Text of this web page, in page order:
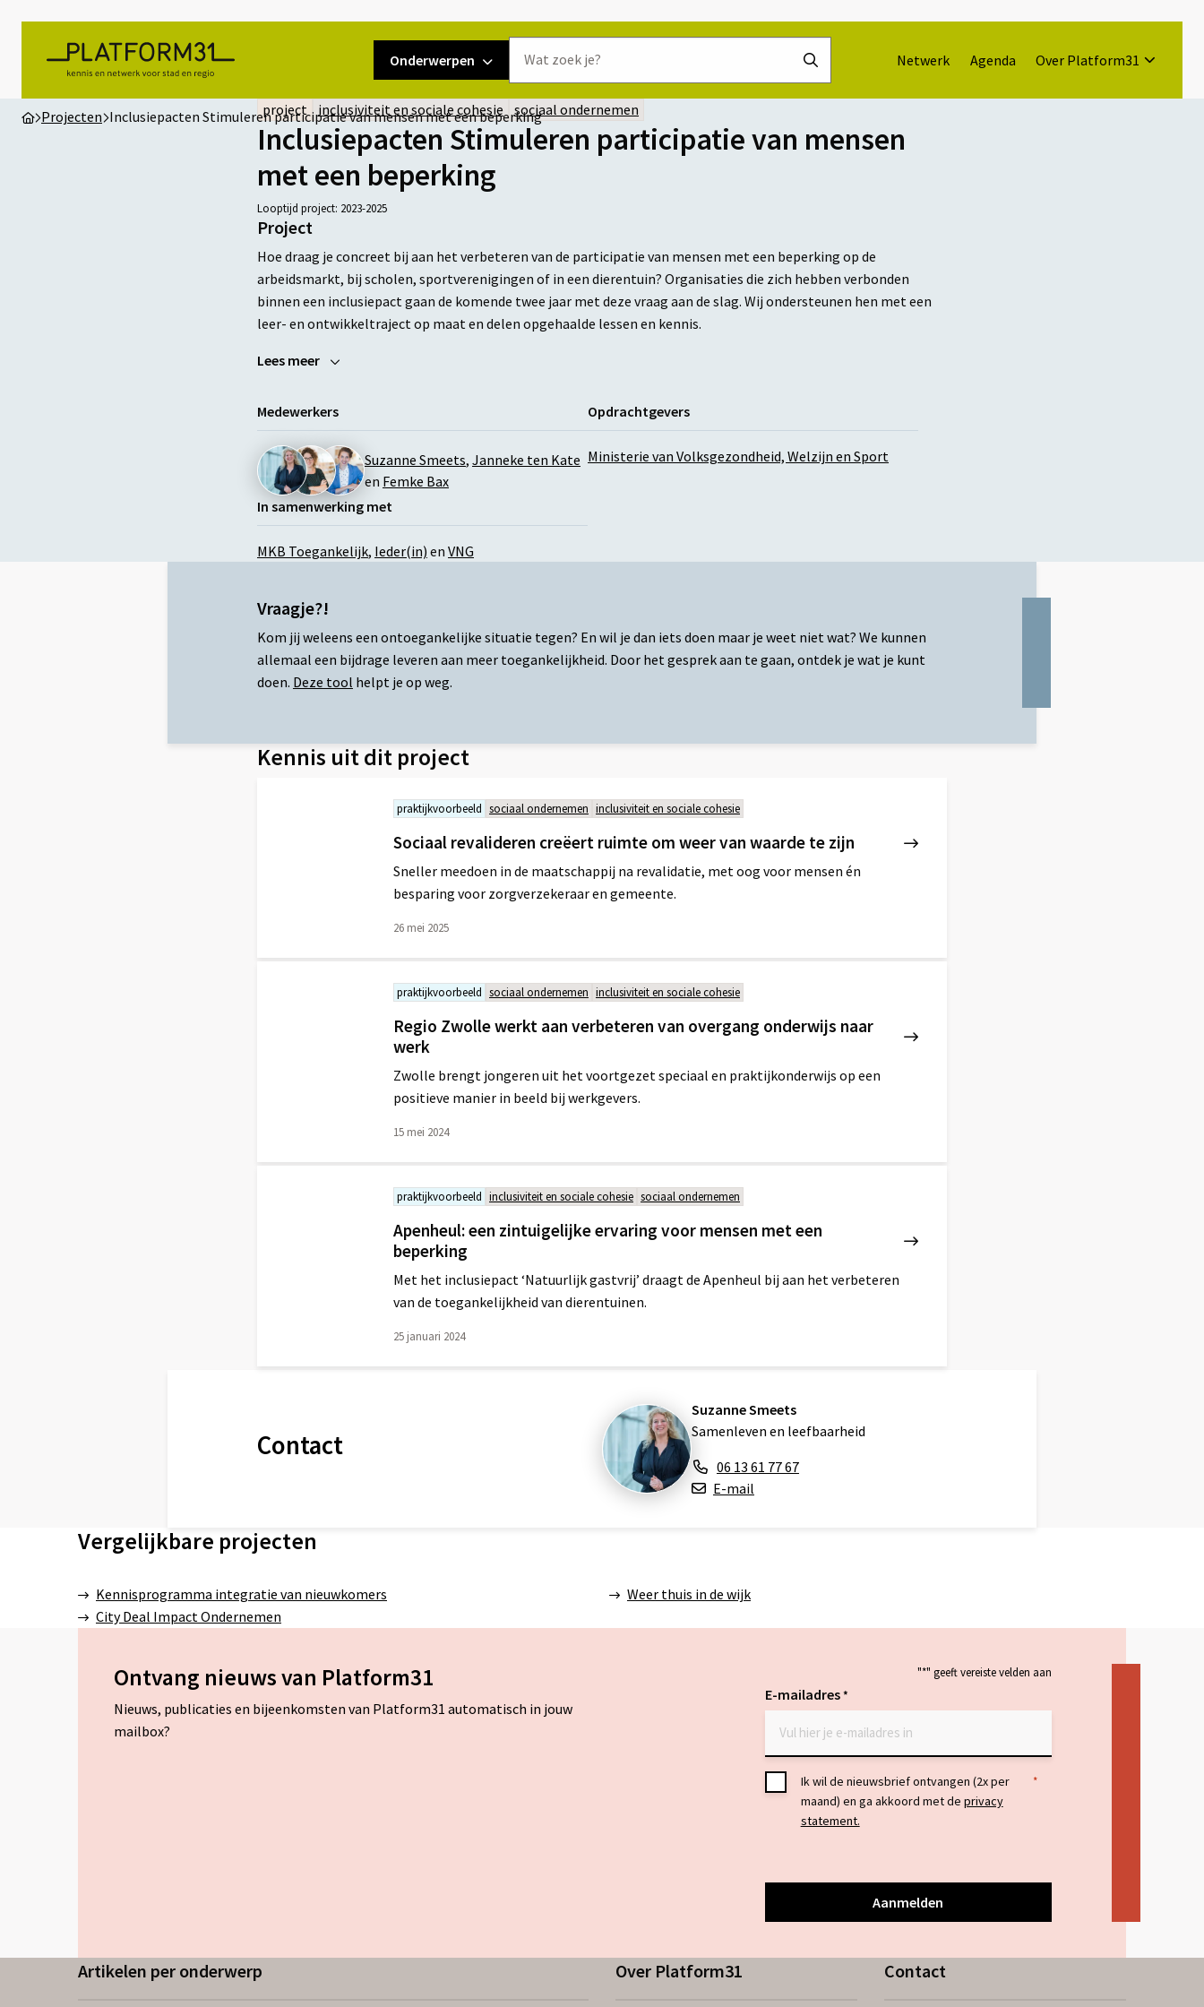
Onderwerpen
Doorzoek
de
website
Netwerk Agenda Over Platform31
Projecten Inclusiepacten Stimuleren participatie van mensen met een beperking
project inclusiviteit en sociale cohesie sociaal ondernemen
Inclusiepacten Stimuleren participatie van mensen
met een beperking
Looptijd project: 2023-2025
Project
Hoe draag je concreet bij aan het verbeteren van de participatie van mensen met een beperking op de
arbeidsmarkt, bij scholen, sportverenigingen of in een dierentuin? Organisaties die zich hebben verbonden
binnen een inclusiepact gaan de komende twee jaar met deze vraag aan de slag. Wij ondersteunen hen met een
leer- en ontwikkeltraject op maat en delen opgehaalde lessen en kennis.
Lees meer
Medewerkers
Suzanne Smeets, Janneke ten Kate
en Femke Bax
Opdrachtgevers
Ministerie van Volksgezondheid, Welzijn en Sport
In samenwerking met
MKB Toegankelijk, Ieder(in) en VNG
Vraagje?!
Kom jij weleens een ontoegankelijke situatie tegen? En wil je dan iets doen maar je weet niet wat? We kunnen
allemaal een bijdrage leveren aan meer toegankelijkheid. Door het gesprek aan te gaan, ontdek je wat je kunt
doen. Deze tool helpt je op weg.
Kennis uit dit project
praktijkvoorbeeld sociaal ondernemen inclusiviteit en sociale cohesie
Sociaal revalideren creëert ruimte om weer van waarde te zijn
Sneller meedoen in de maatschappij na revalidatie, met oog voor mensen én
besparing voor zorgverzekeraar en gemeente.
26 mei 2025
praktijkvoorbeeld sociaal ondernemen inclusiviteit en sociale cohesie
Regio Zwolle werkt aan verbeteren van overgang onderwijs naar
werk
Zwolle brengt jongeren uit het voortgezet speciaal en praktijkonderwijs op een
positieve manier in beeld bij werkgevers.
15 mei 2024
praktijkvoorbeeld inclusiviteit en sociale cohesie sociaal ondernemen
Apenheul: een zintuigelijke ervaring voor mensen met een
beperking
Met het inclusiepact ‘Natuurlijk gastvrij’ draagt de Apenheul bij aan het verbeteren
van de toegankelijkheid van dierentuinen.
25 januari 2024
Contact
Suzanne Smeets
Samenleven en leefbaarheid
06 13 61 77 67
E-mail
Vergelijkbare projecten
Kennisprogramma integratie van nieuwkomers
City Deal Impact Ondernemen
Weer thuis in de wijk
Ontvang nieuws van Platform31
Nieuws, publicaties en bijeenkomsten van Platform31 automatisch in jouw
mailbox?
"*" geeft vereiste velden aan
E-mailadres*
Toestemming
Ik wil de nieuwsbrief ontvangen (2x per
maand) en ga akkoord met de privacy
statement.
*
Artikelen per onderwerp Over Platform31 Contact